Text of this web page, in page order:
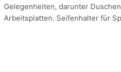
Gelegenheiten, darunter
Arbeitsplatten. Seifenhalter für